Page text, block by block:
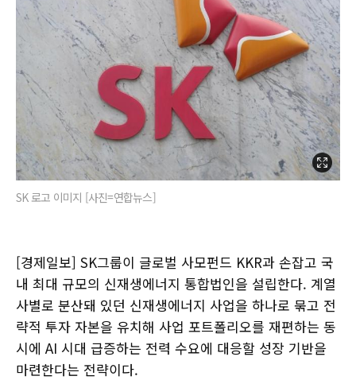
SK 로고 이미지 [사진=연합뉴스]
[경제일보] SK그룹이 글로벌 사모펀드 KKR과 손잡고 국
내 최대 규모의 신재생에너지 통합법인을 설립한다. 계열
사별로 분산돼 있던 신재생에너지 사업을 하나로 묶고 전
략적 투자 자본을 유치해 사업 포트폴리오를 재편하는 동
시에 AI 시대 급증하는 전력 수요에 대응할 성장 기반을
마련한다는 전략이다.